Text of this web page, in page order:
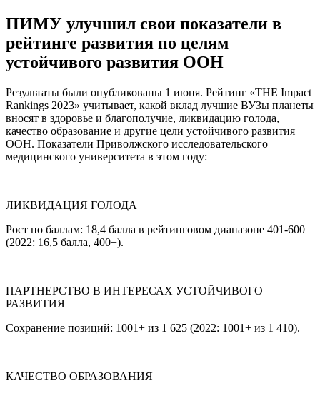
ПИМУ улучшил свои показатели в
рейтинге развития по целям
устойчивого развития ООН
Результаты были опубликованы 1 июня. Рейтинг «THE Impact
Rankings 2023» учитывает, какой вклад лучшие ВУЗы планеты
вносят в здоровье и благополучие, ликвидацию голода,
качество образование и другие цели устойчивого развития
ООН. Показатели Приволжского исследовательского
медицинского университета в этом году:
ЛИКВИДАЦИЯ ГОЛОДА
Рост по баллам: 18,4 балла в рейтинговом диапазоне 401-600
(2022: 16,5 балла, 400+).
ПАРТНЕРСТВО В ИНТЕРЕСАХ УСТОЙЧИВОГО
РАЗВИТИЯ
Сохранение позиций: 1001+ из 1 625 (2022: 1001+ из 1 410).
КАЧЕСТВО ОБРАЗОВАНИЯ